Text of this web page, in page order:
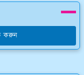
করুন